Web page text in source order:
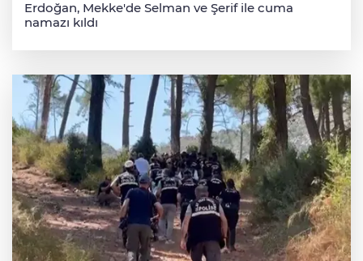
Erdoğan, Mekke'de Selman ve Şerif ile cuma
namazı kıldı